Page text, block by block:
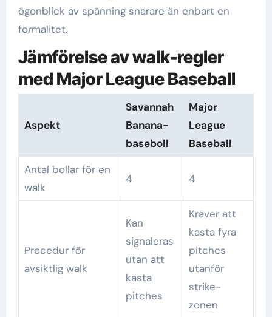
ögonblick av spänning snarare än enbart en
formalitet.
Jämförelse av walk-regler
med Major League Baseball
Aspekt
Savannah
Banana-
baseboll
Major
League
Baseball
Antal bollar för en
walk
4 4
Procedur för
avsiktlig walk
Kan
signaleras
utan att
kasta
pitches
Kräver att
kasta fyra
pitches
utanför
strike-
zonen